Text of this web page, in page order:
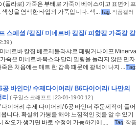
돌라로) 가죽은 부테로 가죽이 베이스이고 표면에 프
상을 염색한 타입의 가죽입니다. 색...Tag: 작품갤러
스페셜 /칼집/ 미네르바 칼집/ 피할칼 가죽칼 칼
)
네르바 칼집 베르제블라샤르 페링거나이프 Minerva
죽은 미네르바복스와 달리 밀링을 돌리지 않은 민자
은 처음에는 매트 한 감촉 때문에 광택이 나지 ...Tag:
바인더/ 수제다이어리/ B6다이어리/ 나만의
( 구일스 크래프트 | 23-01-19 00:12 )
이어리 수제 다이어리/ 6공 바인더 주문제작이 들어
니다. 확실히 가봉을 해야 느낌적인 것을 알 수 있기
착오가 생기면 바로 수정이 가능하기에,,,, ...Tag: 작품